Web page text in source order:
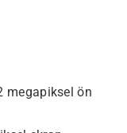
megapiksel ön